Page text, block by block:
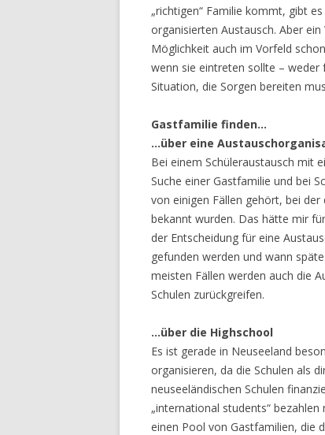
„richtigen“ Familie kommt, gibt
organisierten Austausch. Aber
Möglichkeit auch im Vorfeld
wenn sie eintreten sollte – weder
Situation, die Sorgen bereiten
Gastfamilie finden…
…über eine
Bei einem Schüleraustausch mit
Suche einer Gastfamilie und bei
von einigen Fällen gehört, bei
bekannt wurden. Das hätte mir
der Entscheidung für eine
gefunden werden und wann
meisten Fällen werden auch die
Schulen zurückgreifen.
…über die Highschool
Es ist gerade in Neuseeland
organisieren, da die Schulen als
neuseeländischen Schulen
„international students“
einen Pool von Gastfamilien, die